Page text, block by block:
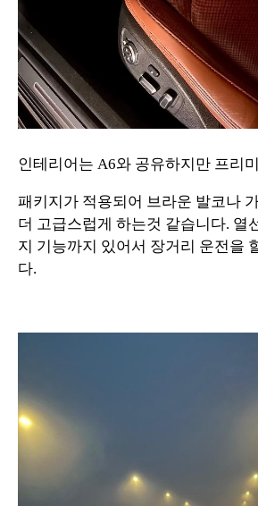
인테리어는 A6와 공유하지만 프리
패키지가 적용되어 브라운 발코나
더 고급스럽게 하는것 같습니다. 열
지 기능까지 있어서 장거리 운전을
다.